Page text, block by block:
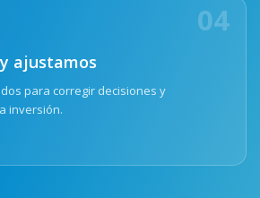
04
ajustamos
para corregir decisiones y
inversión.